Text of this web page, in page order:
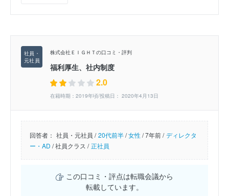
株式会社ＥＩＧＨＴの口コミ・評判
福利厚生、社内制度
2.0
在籍時期：2019年頃/投稿日： 2020年4月13日
回答者： 社員・元社員 / 20代前半/女性/7年前 / ディレクタ
ー・AD /社員クラス / 正社員
この口コミ・評点は転職会議から
転載しています。